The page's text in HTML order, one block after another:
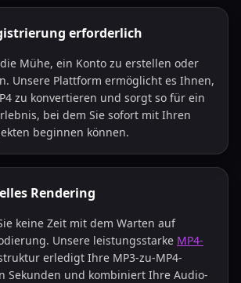
erforderlich
Mühe, ein Konto zu erstellen oder
Unsere Plattform ermöglicht es Ihnen,
zu konvertieren und sorgt so für ein
bei dem Sie sofort mit Ihren
beginnen können.
Rendering
keine Zeit mit dem Warten auf
Unsere leistungsstarke MP4-
erledigt Ihre MP3-zu-MP4-
Sekunden und kombiniert Ihre Audio-